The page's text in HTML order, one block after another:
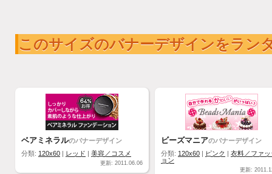
このサイズのバナーデザインをラン
ベアミネラルのバナーデザイン
分類: 120x60 レッド 美容／コスメ
更新: 2011.06.06
ビーズマニアのバナーデザイン
分類: 120x60 ピンク
衣料／ファッ
ョン
更新: